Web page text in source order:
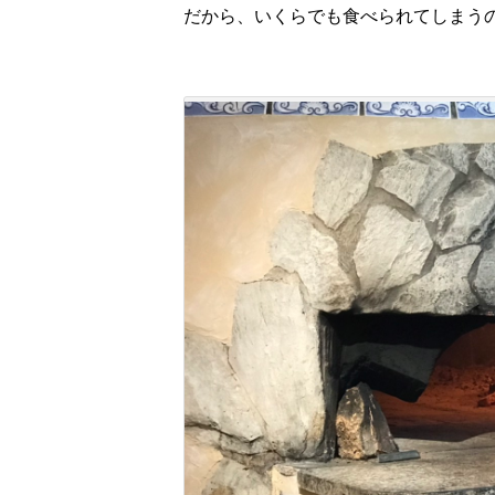
だから、 いくらでも食べられて し まう